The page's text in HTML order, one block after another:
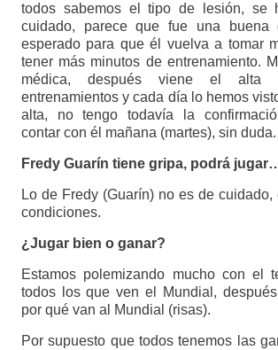
todos sabemos el tipo de lesión, se
cuidado, parece que fue una buena
esperado para que él vuelva a tomar
tener más minutos de entrenamiento.
médica, después viene el alta
entrenamientos y cada día lo hemos
alta, no tengo todavía la
contar con él mañana (martes), sin duda.
Fredy Guarín tiene gripa, podrá
Lo de Fredy (Guarín) no es de
condiciones.
¿Jugar bien o ganar?
Estamos polemizando mucho con el
todos los que ven el Mundial,
por qué van al Mundial (risas).
Por supuesto que todos tenemos las